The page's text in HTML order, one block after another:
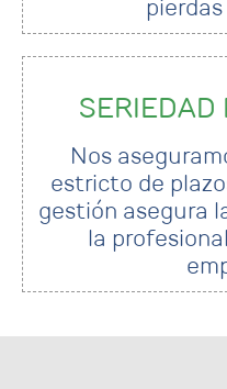
SERIEDAD
Nos
estricto de
gestión asegura
la